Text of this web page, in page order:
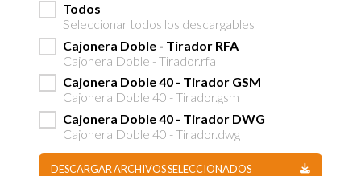
Todos
Seleccionar todos los descargables
Cajonera Doble - Tirador RFA
Cajonera Doble - Tirador.rfa
Cajonera Doble 40 - Tirador GSM
Cajonera Doble 40 - Tirador.gsm
Cajonera Doble 40 - Tirador DWG
Cajonera Doble 40 - Tirador.dwg
DESCARGAR ARCHIVOS SELECCIONADOS